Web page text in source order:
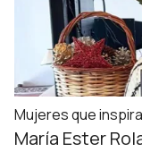
Mujeres que
María Ester